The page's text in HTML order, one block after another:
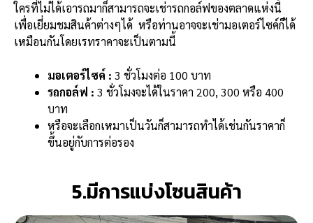
ใครที่ไม่ได้เอารถมาก็สามารถจะเช่ารถกอล์ฟของตลาดแห่งนี้
เพื่อเยี่ยมชมสินค้าต่างๆได้ หรือท่านอาจจะเช่ามอเตอร์ไซค์ก็ได้
เหมือนกันโดยเรทราคาจะเป็นตามนี้
มอเตอร์ไซค์ : 3 ชั่วโมงต่อ 100 บาท
รถกอล์ฟ : 3 ชั่วโมงจะได้ในราคา 200, 300 หรือ 400
บาท
หรือจะเลือกเหมาเป็นวันก็สามารถทำได้เช่นกันราคาก็
ขึ้นอยู่กับการต่อรอง
5.มีการแบ่งโซนสินค้า